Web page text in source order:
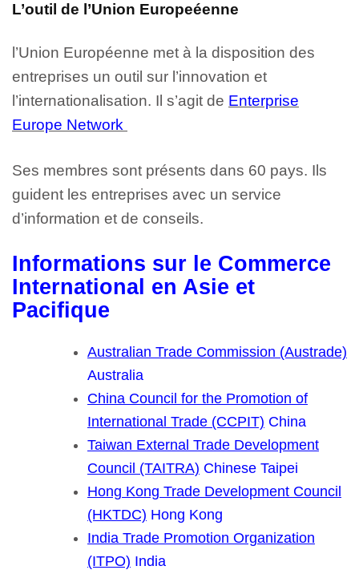
L’outil de l’Union Europeéenne
l’Union Européenne met à la disposition des
entreprises un outil sur l’innovation et
l’internationalisation. Il s’agit de Enterprise
Europe Network
Ses membres sont présents dans 60 pays. Ils
guident les entreprises avec un service
d’information et de conseils.
Informations sur le Commerce
International en Asie et
Pacifique
Australian Trade Commission (Austrade)
Australia
China Council for the Promotion of
International Trade (CCPIT) China
Taiwan External Trade Development
Council (TAITRA) Chinese Taipei
Hong Kong Trade Development Council
(HKTDC) Hong Kong
India Trade Promotion Organization
(ITPO) India